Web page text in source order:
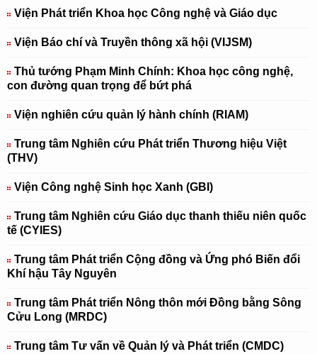
Viện Phát triển Khoa học Công nghệ và Giáo dục
Viện Báo chí và Truyền thông xã hội (VIJSM)
Thủ tướng Phạm Minh Chính: Khoa học công nghệ,
con đường quan trọng để bứt phá
Viện nghiên cứu quản lý hành chính (RIAM)
Trung tâm Nghiên cứu Phát triển Thương hiệu Việt
(THV)
Viện Công nghệ Sinh học Xanh (GBI)
Trung tâm Nghiên cứu Giáo dục thanh thiếu niên quốc
tế (CYIES)
Trung tâm Phát triển Cộng đồng và Ứng phó Biến đổi
Khí hậu Tây Nguyên
Trung tâm Phát triển Nông thôn mới Đồng bằng Sông
Cửu Long (MRDC)
Trung tâm Tư vấn về Quản lý và Phát triển (CMDC)